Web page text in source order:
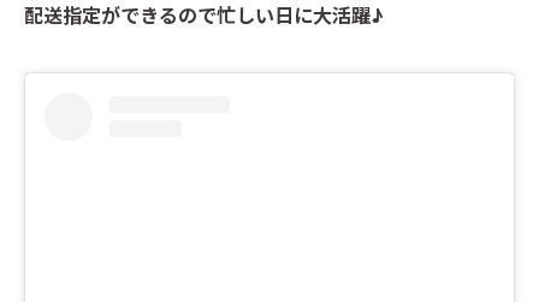
配送指定ができるので忙しい日に大活躍♪